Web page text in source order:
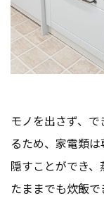
モノを出さず、
るため、家電類
隠すことができ
たままでも炊飯